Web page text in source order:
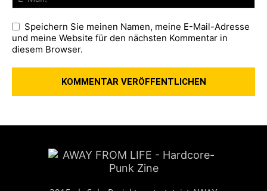
Speichern Sie meinen Namen, meine E-Mail-Adresse
und meine Website für den nächsten Kommentar in
diesem Browser.